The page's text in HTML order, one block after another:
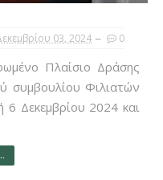
03, 2024 0
Πλαίσιο Δράσης
συμβουλίου Φιλιατών
Δεκεμβρίου 2024 και